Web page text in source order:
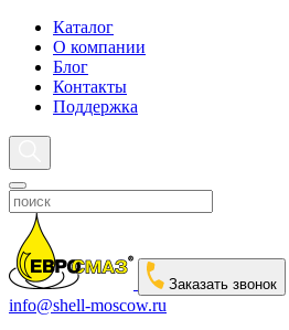
Каталог
О компании
Блог
Контакты
Поддержка
Заказать звонок
info@shell-moscow.ru